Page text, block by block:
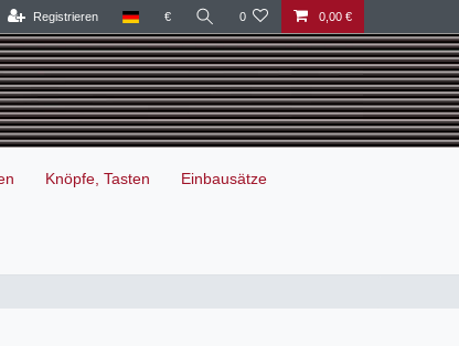
Registrieren € 0 0,00 €
Knöpfe, Tasten Einbausätze